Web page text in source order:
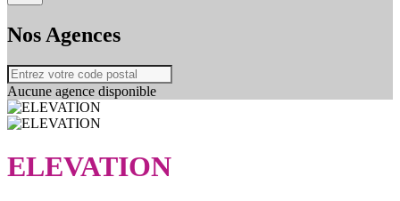
Nos Agences
Aucune agence disponible
ELEVATION